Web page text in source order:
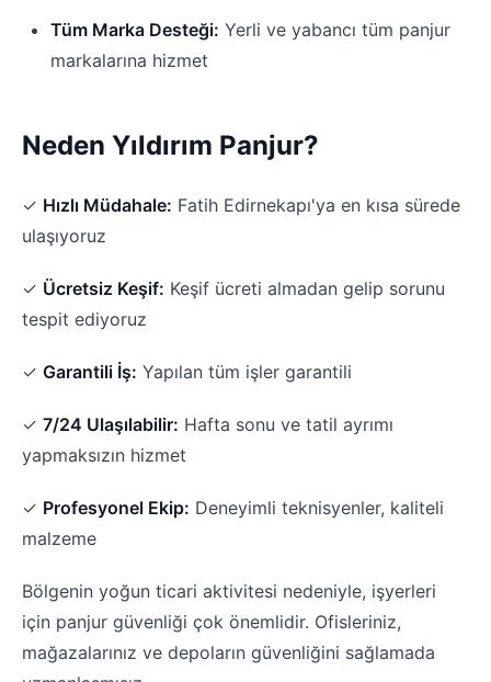
Tüm Marka Desteği: Yerli ve yabancı tüm panjur
markalarına hizmet
Neden Yıldırım Panjur?
✓ Hızlı Müdahale: Fatih Edirnekapı'ya en kısa sürede
ulaşıyoruz
✓ Ücretsiz Keşif: Keşif ücreti almadan gelip sorunu
tespit ediyoruz
✓ Garantili İş: Yapılan tüm işler garantili
✓ 7/24 Ulaşılabilir: Hafta sonu ve tatil ayrımı
yapmaksızın hizmet
✓ Profesyonel Ekip: Deneyimli teknisyenler, kaliteli
malzeme
Bölgenin yoğun ticari aktivitesi nedeniyle, işyerleri
için panjur güvenliği çok önemlidir. Ofisleriniz,
mağazalarınız ve depoların güvenliğini sağlamada